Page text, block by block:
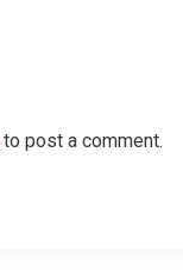
to post a comment.